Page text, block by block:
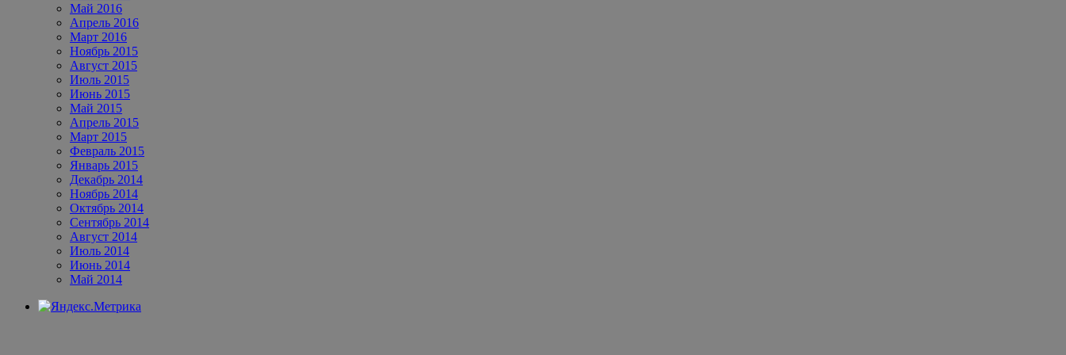
Май 2016
Апрель 2016
Март 2016
Ноябрь 2015
Август 2015
Июль 2015
Июнь 2015
Май 2015
Апрель 2015
Март 2015
Февраль 2015
Январь 2015
Декабрь 2014
Ноябрь 2014
Октябрь 2014
Сентябрь 2014
Август 2014
Июль 2014
Июнь 2014
Май 2014